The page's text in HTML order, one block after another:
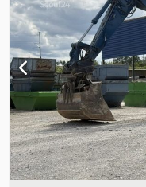
Dänemark im Einsatz
gewartet, ist voll
haben sie gründlich
Walze hat nur 4.408
technischen Zustand
bestätigt. Baujahr:
Preis beinhaltet alle
verschiedene
Barzahlung,
kann nach
außerdem: